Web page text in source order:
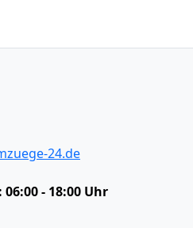
24.de
06:00 - 18:00 Uhr